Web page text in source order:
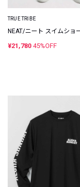
TRUE TRIBE
NEAT/ニート スイムショ
¥21,780 45%OFF